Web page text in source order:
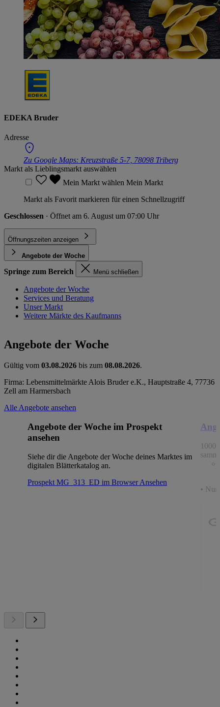
EDEKA Bruder
Adresse
Zu Google Maps: Kreuzstraße 5-7, 78098 Triberg
Markt als Lieblingsmarkt auswählen
Mein Markt wählen Mein Markt
Markt als Favorit markieren für einen Schnellzugriff
Geschlossen · Öffnet am 6. August um 07:00 Uhr
Öffnungszeiten anzeigen
Angebote der Woche
Springe zum Bereich Menü schließen
Angebote der Woche
Services und Beratung
Unser Markt
Weitere Märkte des Kaufmanns
Angebote der Woche
Gültig vom 03.08.2026 bis zum 08.08.2026.
Firma: Lebensmittelmärkte Alois Bruder e.K., Hauptstraße 4, 77736
Zell am Harmersbach
Alle Angebote ansehen
Angebote der Woche im Prospekt
ansehen
Siehe dir die Angebote der Woche deines Marktes im
digitalen Blätterkatalog an.
Prospekt MG_313_ED im BrowserAnsehen
1000
• Nur